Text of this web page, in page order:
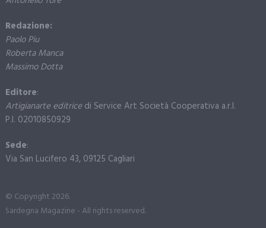
Redazione:
Paolo Piu
Roberta Manca
Massimo Dotta
Editore:
Artigianarte editricedi Service Art Società Cooperativa a.r.l.
P.I. 02010850929
Sede:
Via San Lucifero 43, 09125 Cagliari
© Copyright 2026.
Sardegna Magazine - All rights reserved.